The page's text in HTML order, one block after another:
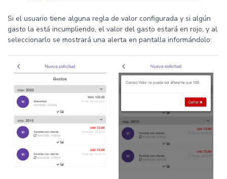
Si el usuario tiene alguna regla de valor configurada y si algún
gasto la está incumpliendo, el valor del gasto estará en rojo, y al
seleccionarlo se mostrará una alerta en pantalla informándolo: